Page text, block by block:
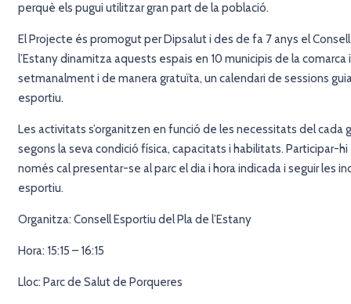
perquè els pugui utilitzar gran part de la població.
El Projecte és promogut per Dipsalut i des de fa 7 anys el
l’Estanydinamitza aquests espais en 10 municipis de la comarca
setmanalment i de manera gratuïta, un calendari de sessions
esportiu.
Les activitats s’organitzen en funció de les necessitats del cada
segons la seva condició física, capacitats i habilitats. Participar-
només cal presentar-se al parc el dia i hora indicada i seguir les
esportiu.
Organitza: Consell Esportiu del Pla de l’Estany
Hora: 15:15 – 16:15
Lloc: Parc de Salut de Porqueres